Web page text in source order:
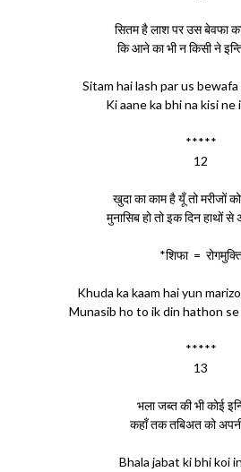
सितम है लाश पर उस बेवफा
कि आने का भी न किसी ने
Sitam hai lash par us bewafa
Ki aane ka bhi na kisi ne
*****
12
खुदा का काम है यूँ तो मरीजों
मुनासिब हो तो इक दिन हाथों से
*शिफा =
Khuda ka kaam hai yun
Munasib ho to ik din hathon
*****
13
भला जब्त की भी कोई
कहाँ तक तबिअत को
Bhala jabat ki bhi koi